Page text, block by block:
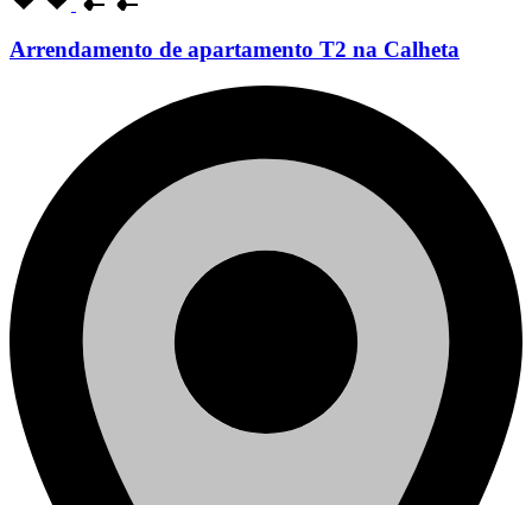
Arrendamento de apartamento T2 na Calheta